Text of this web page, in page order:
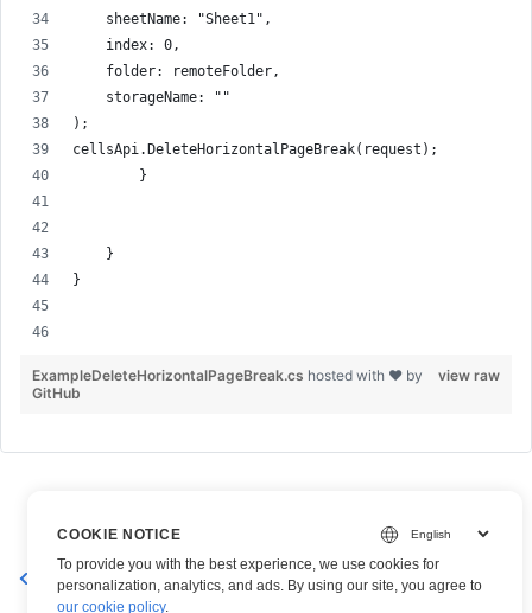
    sheetName: "Sheet1",
    index: 0,
    folder: remoteFolder,
    storageName: ""
);
cellsApi.DeleteHorizontalPageBreak(request);
        }
    }
}
view raw
ExampleDeleteHorizontalPageBreak.cs hosted with ❤ by
GitHub
إضافة فواصل الصفحات العمودية حذف كسر الصفحة العمودية
COOKIE NOTICE
To provide you with the best experience, we use cookies for
personalization, analytics, and ads. By using our site, you agree to
our cookie policy.